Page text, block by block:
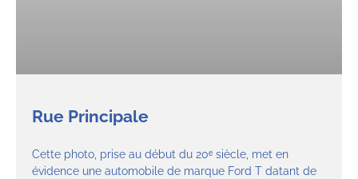
Rue Principale
Cette photo, prise au début du 20ᵉ siècle, met en
évidence une automobile de marque Ford T datant de